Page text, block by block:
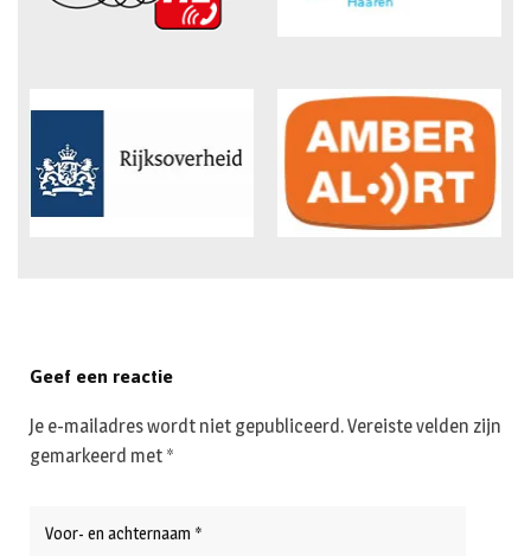
Geef een reactie
Je e-mailadres wordt niet gepubliceerd.Vereiste velden zijn
gemarkeerd met *